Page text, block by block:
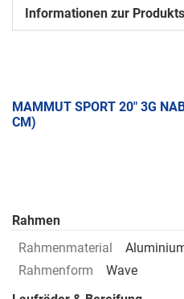
Informationen zur
MAMMUT SPORT 20" 3G
CM)
Rahmen
Rahmenmaterial
Rahmenform
Wave